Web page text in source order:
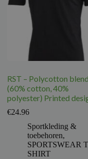
RST – Polycotton
(60% cotton, 40%
polyester) Printed
€24.96
Sportkleding &
toebehoren,
SPORTSWEAR
SHIRT